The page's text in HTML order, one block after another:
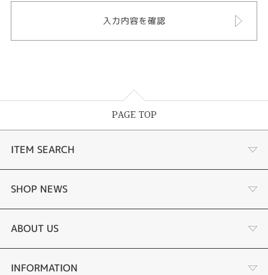
PAGE TOP
ITEM SEARCH
婚約指輪
結婚指輪
セットリング
SHOP NEWS
タケウチのこだわり
プロポーズサポート
ABOUT US
会社概要
INFORMATION